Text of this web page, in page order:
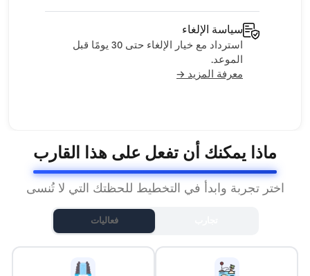
سياسة الإلغاء
استرداد مع خيار الإلغاء حتى 30 يومًا قبل
الموعد.
معرفة المزيد →
ماذا يمكنك أن تفعل على هذا القارب
اختر تجربة وابدأ في التخطيط للحظتك التي لا تُنسى
فعاليات